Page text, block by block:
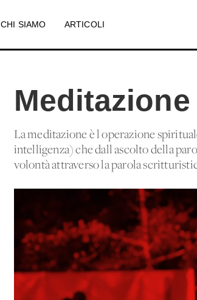
CHI SIAMO ARTICOLI
Meditazione
La meditazione è l'operazione
intelligenza) che dall'ascolto della
volontà attraverso la parola